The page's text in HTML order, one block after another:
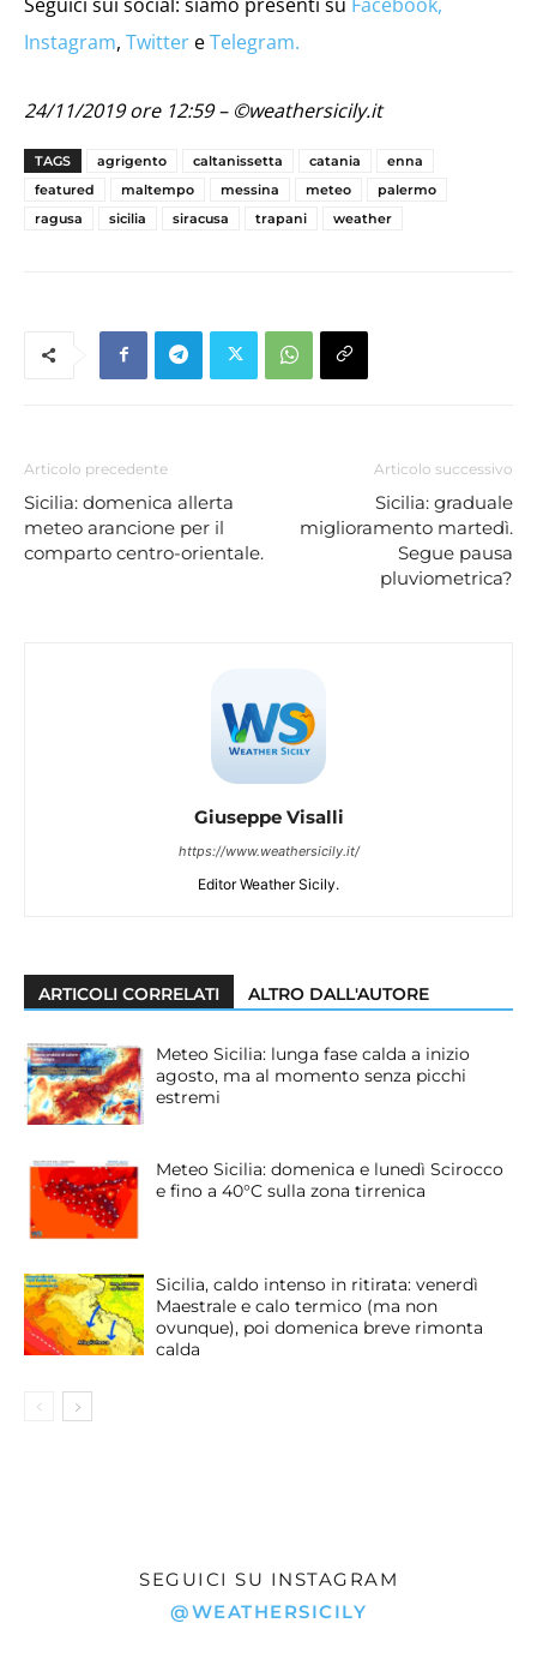
Instagram, Twitter eTelegram.
24/11/2019 ore 12:59 – ©weathersicily.it
TAGS agrigento caltanissetta catania
enna
featured
maltempo messina meteo
palermo
ragusa
sicilia siracusa trapani weather
Articolo precedente
Sicilia: domenica allerta
meteo arancione per il
comparto centro-orientale.
Articolo successivo
Sicilia: graduale
miglioramento martedì.
Segue pausa
pluviometrica?
Giuseppe Visalli
https://www.weathersicily.it/
Editor Weather Sicily.
ARTICOLI CORRELATI ALTRO DALL'AUTORE
Meteo Sicilia: lunga fase calda a inizio
agosto, ma al momento senza picchi
estremi
Meteo Sicilia: domenica e lunedì Scirocco
e fino a 40°C sulla zona tirrenica
Sicilia, caldo intenso in ritirata: venerdì
Maestrale e calo termico (ma non
ovunque), poi domenica breve rimonta
calda
SEGUICI SU INSTAGRAM
@WEATHERSICILY